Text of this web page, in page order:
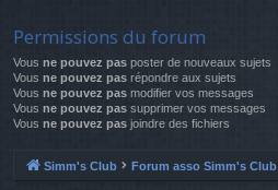
Permissions du forum
Vous ne pouvez pas poster de nouveaux sujets
Vous ne pouvez pas répondre aux sujets
Vous ne pouvez pas modifier vos messages
Vous ne pouvez pas supprimer vos messages
Vous ne pouvez pas joindre des fichiers
Simm's Club Forum asso Simm's Club